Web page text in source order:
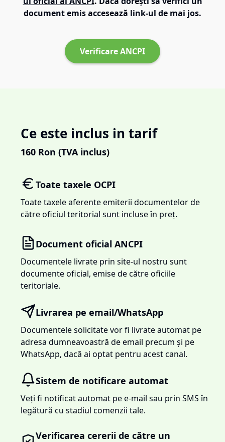
document emis accesează link-ul de mai jos.
Verificare ANCPI
Ce este inclus in tarif
160 Ron (TVA inclus)
Toate taxele OCPI
Toate taxele aferente emiterii documentelor de
către oficiul teritorial sunt incluse în preț.
Document oficial ANCPI
Documentele livrate prin site-ul nostru sunt
documente oficial, emise de către oficiile
teritoriale.
Livrarea pe email/WhatsApp
Documentele solicitate vor fi livrate automat pe
adresa dumneavoastră de email precum și pe
WhatsApp, dacă ai optat pentru acest canal.
Sistem de notificare automat
Veți fi notificat automat pe e-mail sau prin SMS în
legătură cu stadiul comenzii tale.
Verificarea cererii de către un